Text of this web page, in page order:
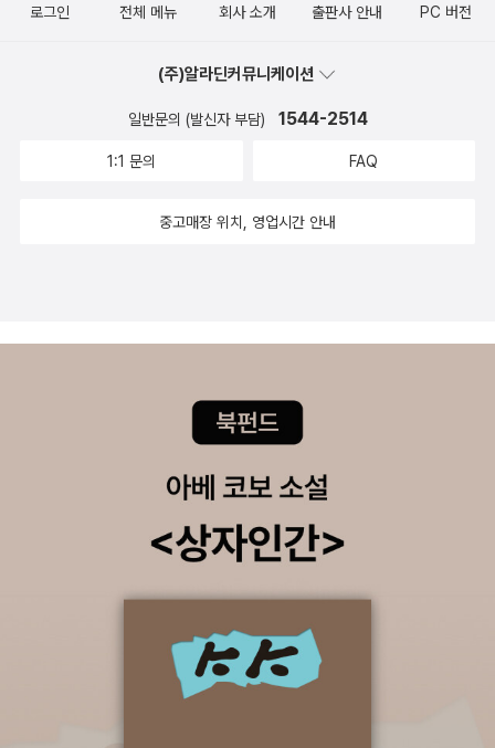
로그인 전체 메뉴 회사 소개 출판사 안내 PC 버전
(주)알라딘커뮤니케이션
일반문의 (발신자 부담) 1544-2514
1:1 문의 FAQ
중고매장 위치, 영업시간 안내